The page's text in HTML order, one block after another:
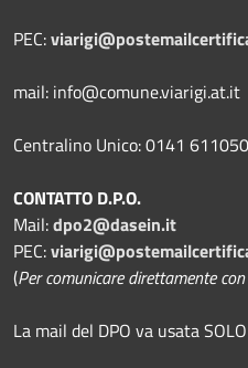
PEC:
mail: info@comune.viarigi.at.it
Centralino Unico: 0141 611050
CONTATTO D.P.O.
Mail:dpo2@dasein.it
PEC:
(Per comunicare direttamente
La mail del DPO va usata